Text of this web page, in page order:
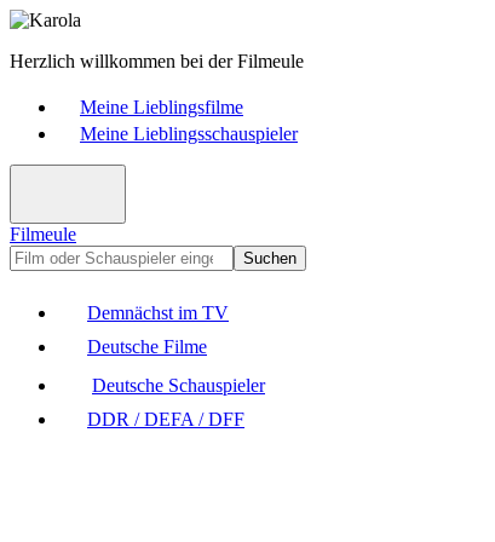
Herzlich willkommen bei der Filmeule
Meine Lieblingsfilme
Meine Lieblingsschauspieler
Filmeule
Suchen
Demnächst im TV
Deutsche Filme
Deutsche Schauspieler
DDR / DEFA / DFF